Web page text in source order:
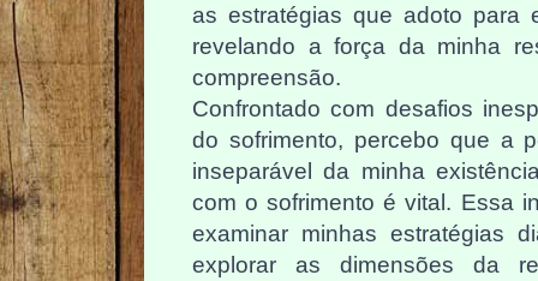
as estratégias que adoto para
revelando a força da minha
compreensão.
Confrontado com desafios
do sofrimento, percebo que a
inseparável da minha
com o sofrimento é vital. Essa
examinar minhas estratégias
explorar as dimensões da